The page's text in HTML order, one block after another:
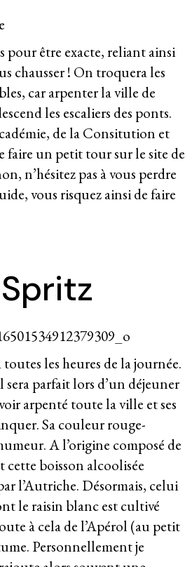
pour être exacte, reliant ainsi
chausser ! On troquera les
car arpenter la ville de
les escaliers des ponts.
de la Consitution et
faire un petit tour sur lesite de
n’hésitez pas à vous perdre
vous risquez ainsi de faire
les heures de la journée.
parfait lors d’un déjeuner
arpenté toute la ville et ses
Sa couleur rouge-
A l’origine composé de
cette boisson alcoolisée
l’Autriche. Désormais, celui
le raisin blanc est cultivé
à cela de l’Apérol (au petit
Personnellement je